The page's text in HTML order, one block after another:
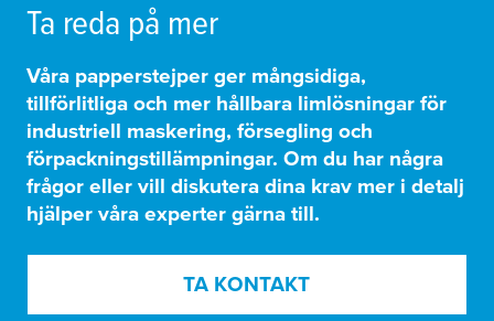
Ta reda på mer
Våra papperstejper ger mångsidiga,
tillförlitliga och mer hållbara limlösningar för
industriell maskering, försegling och
förpackningstillämpningar. Om du har några
frågor eller vill diskutera dina krav mer i detalj
hjälper våra experter gärna till.
TA KONTAKT